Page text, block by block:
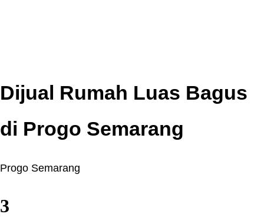
Dijual Rumah Luas Bagus
di Progo Semarang
Progo Semarang
3